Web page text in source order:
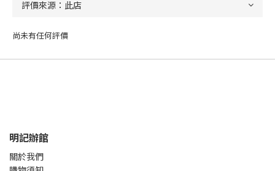
尚未有任何評價
明記辦館
關於我們